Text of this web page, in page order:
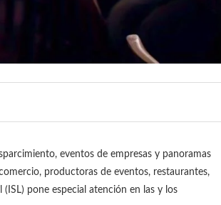
eventos de empresas y panoramas
productoras de eventos, restaurantes,
pone especial atención en las y los